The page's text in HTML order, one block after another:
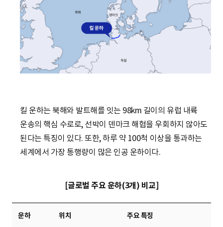
킬 운하는 북해와 발트해를 잇는 98km 길이의 유럽 내륙
운송의 핵심 수로로, 선박이 덴마크 해협을 우회하지 않아도
된다는 특징이 있다. 또한, 하루 약 100척 이상을 통과하는
세계에서 가장 통행량이 많은 인공 운하이다.
[글로벌 주요 운하(3개) 비교]
운하 위치 주요 특징